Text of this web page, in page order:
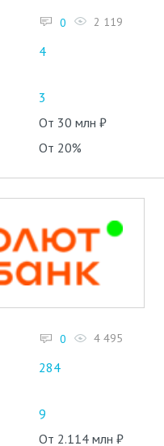
0 2 119
4
3
От 30 млн ₽
От 20%
0 4 495
284
9
От 2.114 млн ₽